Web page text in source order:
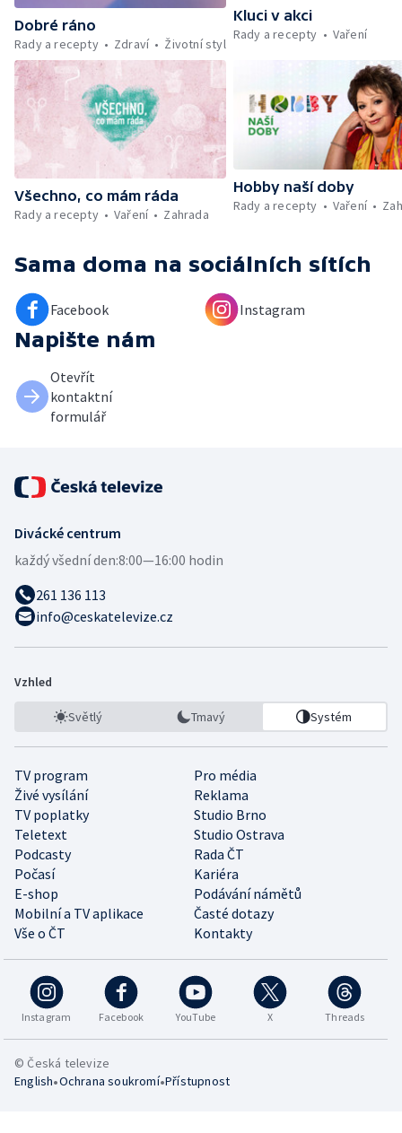
Dobré ráno
Rady a recepty
Zdraví Životní styl
Kluci v akci
Rady a recepty
Vaření
Všechno, co mám ráda
Rady a recepty
Vaření Zahrada
Hobby naší doby
Rady a recepty
Vaření
Sama doma na sociálních sítích
Facebook Instagram
Napište nám
Otevřít
kontaktní
formulář
Divácké centrum
každý všední den:8:00—16:00 hodin
261 136 113
info@ceskatelevize.cz
Vzhled
Světlý Tmavý Systém
TV program
Pro média
Živé vysílání
Reklama
TV poplatky
Studio Brno
Teletext
Studio Ostrava
Podcasty
Rada ČT
Počasí
Kariéra
E-shop
Podávání námětů
Mobilní a TV aplikace
Časté dotazy
Vše o ČT
Kontakty
Instagram Facebook YouTube X Threads
© Česká televize
English•Ochrana soukromí•Přístupnost